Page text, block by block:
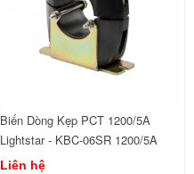
Biến Dòng Kẹp PCT 1200/5A
Lightstar - KBC-06SR 1200/5A
Liên hệ